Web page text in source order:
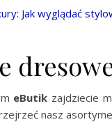
Jak wyglądać
eButik zajdziecie
nasz